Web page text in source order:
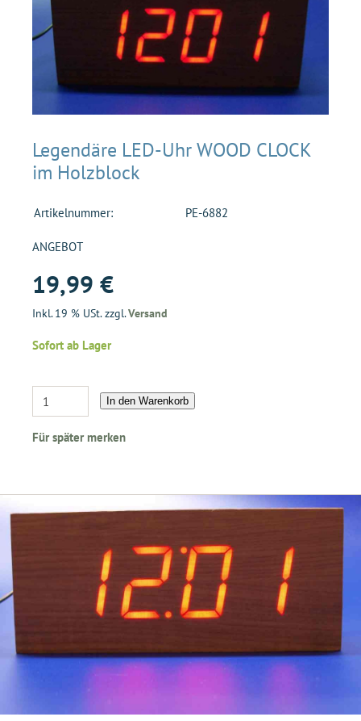
Legendäre LED-Uhr WOOD CLOCK
im Holzblock
Artikelnummer: PE-6882
ANGEBOT
19,99 €
Inkl. 19 % USt. zzgl.Versand
Sofort ab Lager
In den Warenkorb
Für später merken